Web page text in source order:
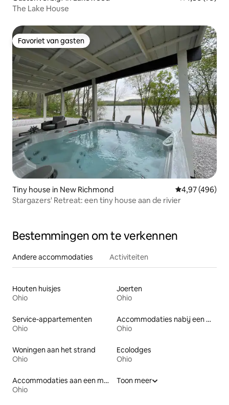
The Lake House
Favoriet van gasten
Favoriet van gasten
Tiny house in New Richmond Gemiddelde
4,97 (496)
Stargazers' Retreat: een tiny house aan de rivier
Bestemmingen om te verkennen
Andere accommodaties Activiteiten
Houten huisjes
Ohio
Joerten
Ohio
Service-appartementen
Ohio
Accommodaties nabij een meer
Ohio
Woningen aan het strand
Ohio
Ecolodges
Ohio
Accommodaties aan een meer
Ohio
Toon meer